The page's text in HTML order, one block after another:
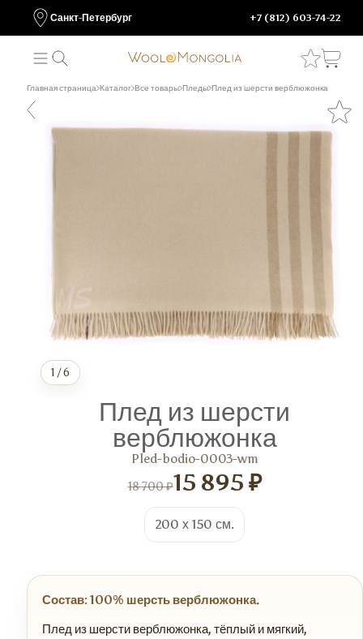
Санкт-Петербург +7 (812) 603-74-22
Главная страница Каталог Все товары Пледы Плед из шерсти верблюжонка
1 /6
Плед из шерсти
верблюжонка
Pled-bodio-0003-wm
18 700 ₽15 895 ₽
200 х 150 см.
Состав: 100% шерсть верблюжонка.
Плед из шерсти верблюжонка, тёплый и мягкий,